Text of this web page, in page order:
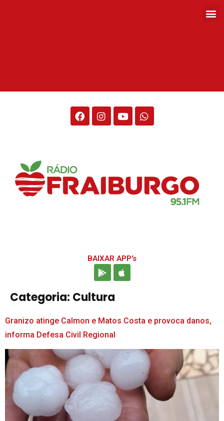
BAIXAR APP's
Categoria: Cultura
Granizo atinge Calmon e Matos Costa e provoca danos,
informa Defesa Civil Regional